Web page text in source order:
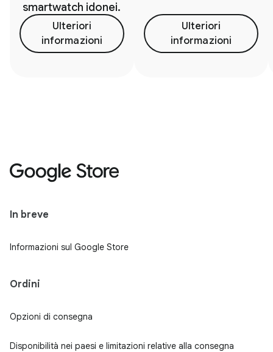
smartwatch idonei.
Ulteriori
informazioni
Ulteriori
informazioni
In breve
Informazioni sul Google Store
Ordini
Opzioni di consegna
Disponibilità nei paesi e limitazioni relative alla consegna